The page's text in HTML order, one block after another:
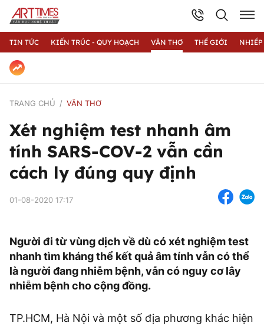
TIN TỨC KIẾN TRÚC - QUY HOẠCH VĂN THƠ THẾ GIỚI
TRANG CHỦ VĂN THƠ
Xét nghiệm test nhanh âm
tính SARS-COV-2 vẫn cần
cách ly đúng quy định
01-08-2020 17:17
Người đi từ vùng dịch về dù có xét nghiệm test
nhanh tìm kháng thể kết quả âm tính vẫn có thể
là người đang nhiễm bệnh, vẫn có nguy cơ lây
nhiễm bệnh cho cộng đồng.
TP.HCM, Hà Nội và một số địa phương khác hiện